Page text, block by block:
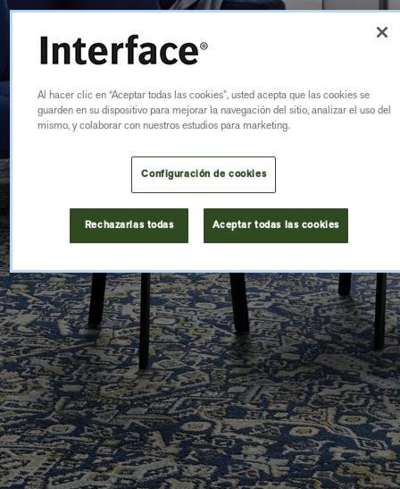
Al hacer clic en “Aceptar todas las cookies”, usted acepta que las cookies se
guarden en su dispositivo para mejorar la navegación del sitio, analizar el uso del
mismo, y colaborar con nuestros estudios para marketing.
Configuración de cookies
Rechazarlas todas Aceptar todas las cookies